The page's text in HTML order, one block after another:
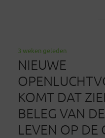
3 weken geleden
NIEUWE
KOMT DAT
BELEG VAN
LEVEN OP DE